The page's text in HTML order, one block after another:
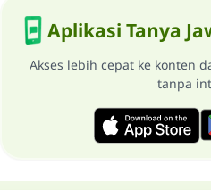
Aplikasi Tanya
Akses lebih cepat ke konten
tanpa